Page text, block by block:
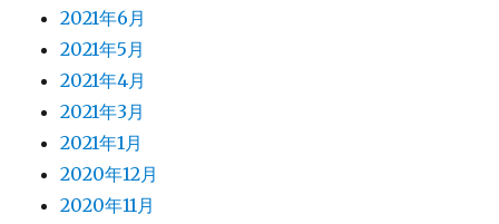
2021年6月
2021年5月
2021年4月
2021年3月
2021年1月
2020年12月
2020年11月